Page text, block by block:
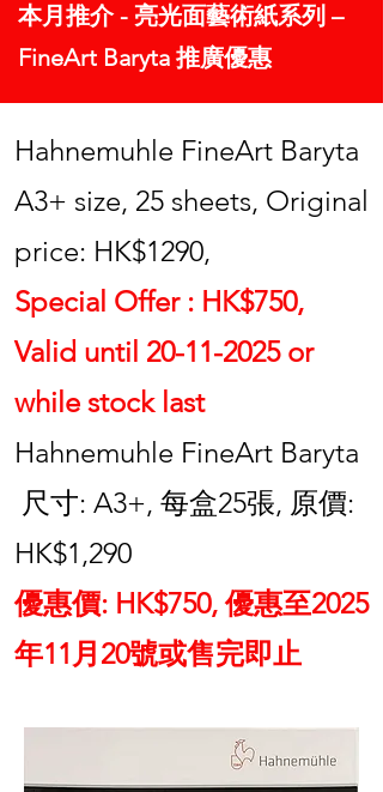
本月推介 - 亮光面藝術紙系列 –
FineArt Baryta 推廣優惠
Hahnemuhle FineArt Baryta
A3+ size, 25 sheets, Original
price: HK$1290,
Special Offer : HK$750,
Valid until 20-11-2025or
while stock last
Hahnemuhle FineArt Baryta
尺寸: A3+, 每盒25張, 原價:
HK$1,290
優惠價: HK$750, 優惠至2025
年11月20號或售完即止